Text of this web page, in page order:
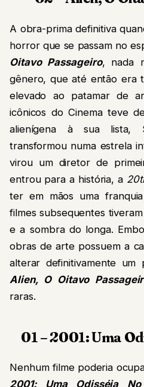
A obra-prima definitiva
horror que se passam no
Oitavo Passageiro, nada
gênero, que até então era
elevado ao patamar de
icônicos do Cinema teve
alienígena à sua lista,
transformou numa estrela
virou um diretor de
entrou para a história, a
ter em mãos uma
filmes subsequentes
e a sombra do longa.
obras de arte possuem a
alterar definitivamente um
Alien, O Oitavo
raras.
01 – 2001: Uma
Nenhum filme poderia
2001: Uma Odisséia No